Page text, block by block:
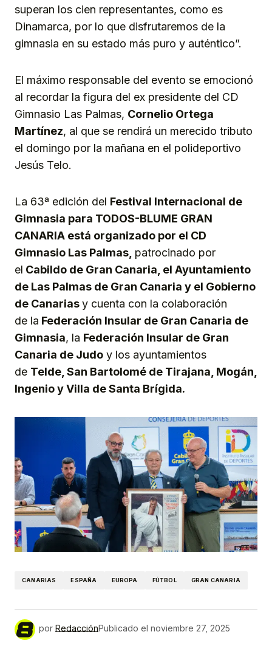
superan los cien representantes, como es
Dinamarca, por lo que disfrutaremos de la
gimnasia en su estado más puro y auténtico”.
El máximo responsable del evento se emocionó
al recordar la figura del ex presidente del CD
Gimnasio Las Palmas, Cornelio Ortega
Martínez, al que se rendirá un merecido tributo
el domingo por la mañana en el polideportivo
Jesús Telo.
La 63ª edición del Festival Internacional de
Gimnasia para TODOS-BLUME GRAN
CANARIA está organizado por el CD
Gimnasio Las Palmas, patrocinado por
el Cabildo de Gran Canaria, el Ayuntamiento
de Las Palmas de Gran Canaria y el Gobierno
de Canariasy cuenta con la colaboración
de la Federación Insular de Gran Canaria de
Gimnasia, la Federación Insular de Gran
Canaria de Judo y los ayuntamientos
de Telde, San Bartolomé de Tirajana, Mogán,
Ingenio y Villa de Santa Brígida.
CANARIAS ESPAÑA EUROPA FÚTBOL GRAN CANARIA
por RedacciónPublicado el noviembre 27, 2025